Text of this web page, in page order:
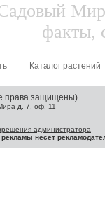
факты,
Каталог растений
права защищены)
д. 7, оф. 11
администратора
несет